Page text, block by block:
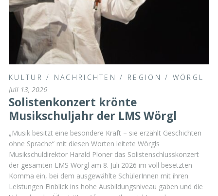
KULTUR / NACHRICHTEN / REGION / WÖRGL
Juli 13, 2026
Solistenkonzert krönte
Musikschuljahr der LMS Wörgl
„Musik besitzt eine besondere Kraft – sie erzählt Geschichten
ohne Sprache“ mit diesen Worten leitete Wörgls
Musikschuldirektor Harald Ploner das Solistenschlusskonzert
der gesamten LMS Wörgl am 8. Juli 2026 im voll besetzten
Komma ein, bei dem ausgewählte SchülerInnen mit ihren
Leistungen Einblick ins hohe Ausbildungsniveau gaben und die